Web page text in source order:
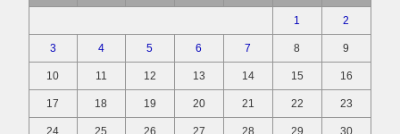
1 2
3 4 5 6 7 8 9
10 11 12 13 14 15 16
17 18 19 20 21 22 23
24 25 26 27 28 29 30